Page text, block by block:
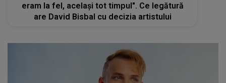
eram la fel, același tot timpul". Ce legătură
are David Bisbal cu decizia artistului